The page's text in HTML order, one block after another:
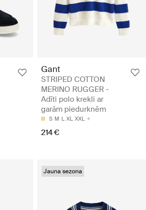
Gant
STRIPED COTTON
MERINO RUGGER -
Adīti polo krekli ar
garām piedurknēm
S M L XL XXL
214 €
Jauna sezona